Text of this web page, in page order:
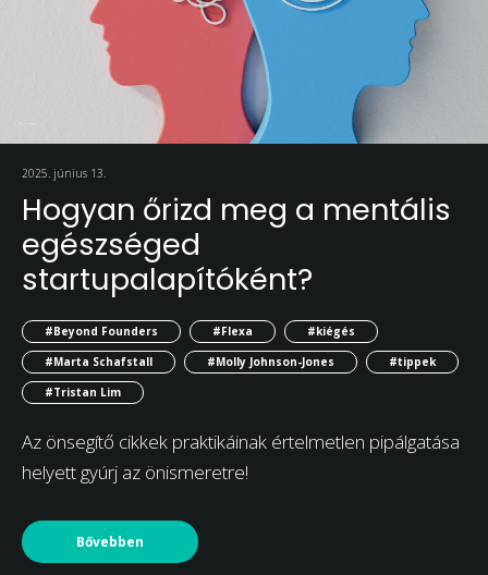
2025. június 13.
Hogyan őrizd meg a mentális
egészséged
startupalapítóként?
#Beyond Founders #Flexa
#kiégés
#Marta Schafstall
#Molly Johnson-Jones
#tippek
#Tristan Lim
Az önsegítő cikkek praktikáinak értelmetlen pipálgatása
helyett gyúrj az önismeretre!
Bővebben